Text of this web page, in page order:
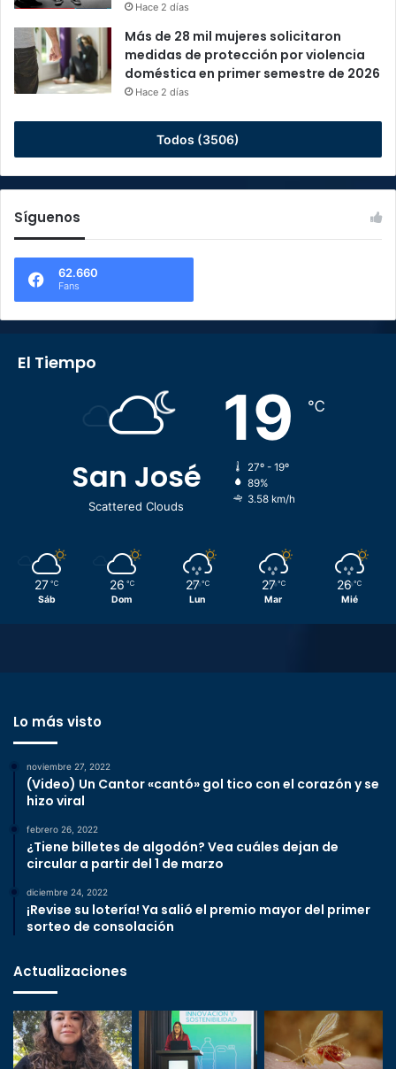
Hace 2 días
Más de 28 mil mujeres solicitaron
medidas de protección por violencia
doméstica en primer semestre de 2026
Hace 2 días
Todos (3506)
Síguenos
62.660
Fans
El Tiempo
San José
Scattered Clouds
19 ℃
27º - 19º
89%
3.58 km/h
27 ℃
Sáb
26 ℃
Dom
27 ℃
Lun
27 ℃
Mar
26 ℃
Mié
Lo más visto
noviembre 27, 2022
(Video) Un Cantor «cantó» gol tico con el corazón y se
hizo viral
febrero 26, 2022
¿Tiene billetes de algodón? Vea cuáles dejan de
circular a partir del 1 de marzo
diciembre 24, 2022
¡Revise su lotería! Ya salió el premio mayor del primer
sorteo de consolación
Actualizaciones